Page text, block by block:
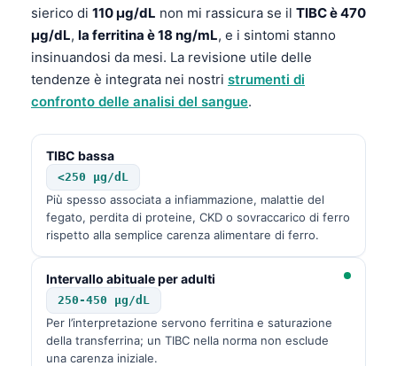
sierico di 110 µg/dL non mi rassicura se il TIBC è 470
µg/dL, la ferritina è 18 ng/mL, e i sintomi stanno
insinuandosi da mesi. La revisione utile delle
tendenze è integrata nei nostri strumenti di
confronto delle analisi del sangue.
TIBC bassa
<250 µg/dL
Più spesso associata a infiammazione, malattie del
fegato, perdita di proteine, CKD o sovraccarico di ferro
rispetto alla semplice carenza alimentare di ferro.
Intervallo abituale per adulti
250-450 µg/dL
Per l’interpretazione servono ferritina e saturazione
della transferrina; un TIBC nella norma non esclude
una carenza iniziale.